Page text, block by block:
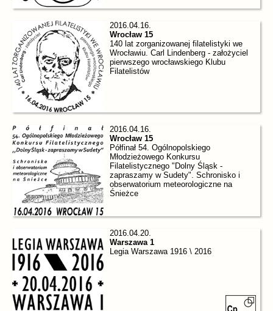
2016.04.16.
Wrocław 15
140 lat zorganizowanej filatelistyki we
Wrocławiu. Carl Lindenberg - założyciel
pierwszego wrocławskiego Klubu
Filatelistów
2016.04.16.
Wrocław 15
Półfinał 54. Ogólnopolskiego
Młodzieżowego Konkursu
Filatelistycznego "Dolny Śląsk -
zapraszamy w Sudety". Schronisko i
obserwatorium meteorologiczne na
Śnieżce
2016.04.20.
Warszawa 1
Legia Warszawa 1916 \ 2016